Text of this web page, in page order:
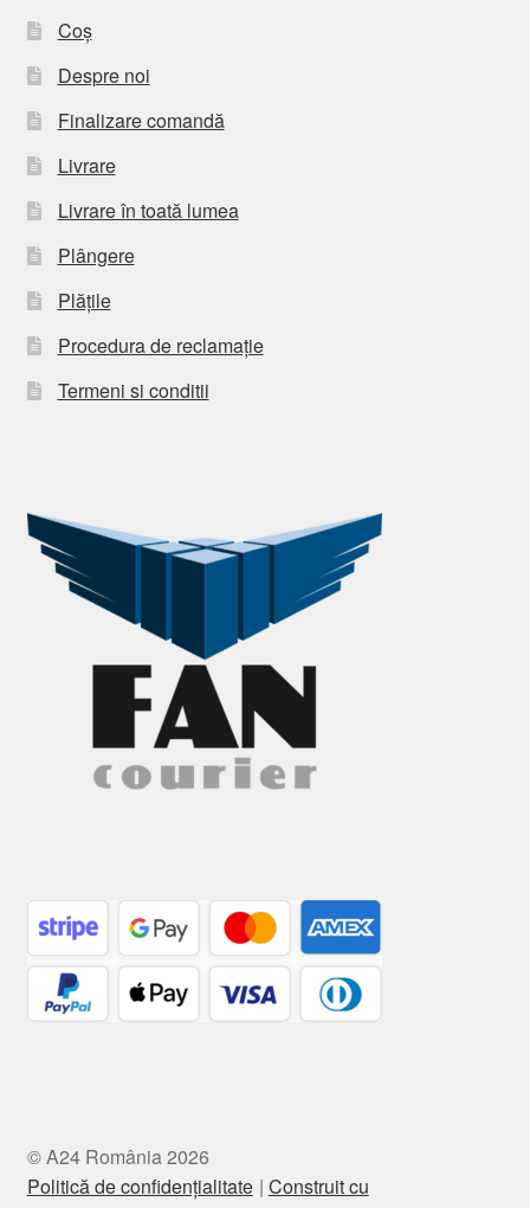
Coș
Despre noi
Finalizare comandă
Livrare
Livrare în toată lumea
Plângere
Plățile
Procedura de reclamație
Termeni si conditii
© A24 România 2026
Politică de confidențialitate Construit cu